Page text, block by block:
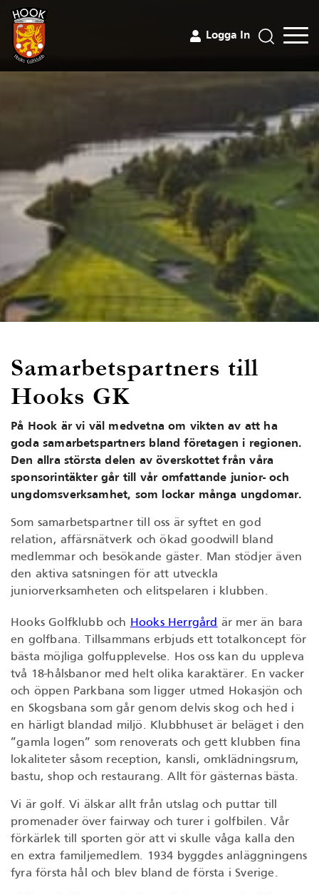
Logga In
Samarbetspartners till
Hooks GK
På Hook är vi väl medvetna om vikten av att ha
goda samarbetspartners bland företagen i regionen.
Den allra största delen av överskottet från våra
sponsorintäkter går till vår omfattande junior- och
ungdomsverksamhet, som lockar många ungdomar.
Som samarbetspartner till oss är syftet en god
relation, affärsnätverk och ökad goodwill bland
medlemmar och besökande gäster. Man stödjer även
den aktiva satsningen för att utveckla
juniorverksamheten och elitspelaren i klubben.
Hooks Golfklubb och Hooks Herrgård är mer än bara
en golfbana. Tillsammans erbjuds ett totalkoncept för
bästa möjliga golfupplevelse. Hos oss kan du uppleva
två 18-hålsbanor med helt olika karaktärer. En vacker
och öppen Parkbana som ligger utmed Hokasjön och
en Skogsbana som går genom delvis skog och hed i
en härligt blandad miljö. Klubbhuset är beläget i den
”gamla logen” som renoverats och gett klubben fina
lokaliteter såsom reception, kansli, omklädningsrum,
bastu, shop och restaurang. Allt för gästernas bästa.
Vi är golf. Vi älskar allt från utslag och puttar till
promenader över fairway och turer i golfbilen. Vår
förkärlek till sporten gör att vi skulle våga kalla den
en extra familjemedlem. 1934 byggdes anläggningens
fyra första hål och blev bland de första i Sverige.